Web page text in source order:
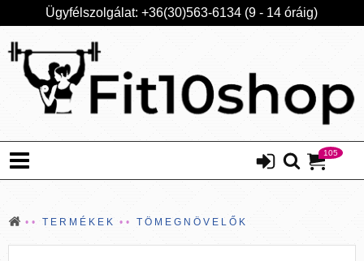
Ügyfélszolgálat: +36(30)563-6134 (9 - 14 óráig)
105
TERMÉKEK TÖMEGNÖVELŐK